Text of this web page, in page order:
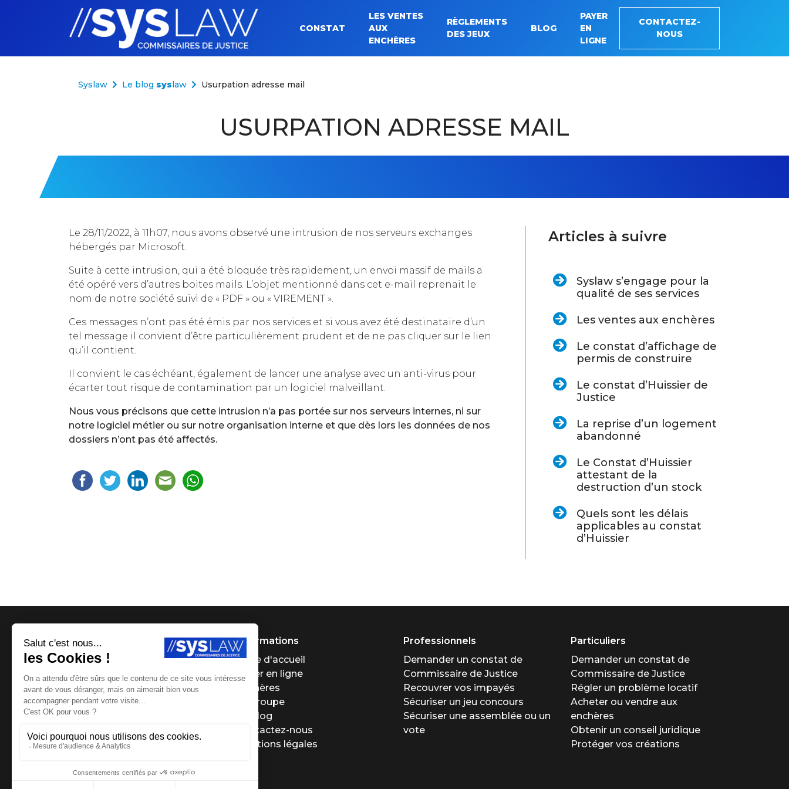
Rechercher :
CONSTAT
LES VENTES
AUX
ENCHÈRES
RÈGLEMENTS
DES JEUX
BLOG
PAYER
EN
LIGNE
CONTACTEZ-
NOUS
Syslaw Le blog syslaw Usurpation adresse mail
USURPATION ADRESSE MAIL
Le 28/11/2022, à 11h07, nous avons observé une intrusion de nos serveurs exchanges
hébergés par Microsoft.
Suite à cette intrusion, qui a été bloquée très rapidement, un envoi massif de mails a
été opéré vers d’autres boites mails. L’objet mentionné dans cet e-mail reprenait le
nom de notre société suivi de « PDF » ou « VIREMENT ».
Ces messages n’ont pas été émis par nos services et si vous avez été destinataire d’un
tel message il convient d’être particulièrement prudent et de ne pas cliquer sur le lien
qu’il contient.
Il convient le cas échéant, également de lancer une analyse avec un anti-virus pour
écarter tout risque de contamination par un logiciel malveillant.
Nous vous précisons que cette intrusion n’a pas portée sur nos serveurs internes, ni sur
notre logiciel métier ou sur notre organisation interne et que dès lors les données de nos
dossiers n’ont pas été affectés.
Articles à suivre
Syslaw s’engage pour la
qualité de ses services
Les ventes aux enchères
Le constat d’affichage de
permis de construire
Le constat d’Huissier de
Justice
La reprise d’un logement
abandonné
Le Constat d’Huissier
attestant de la
destruction d’un stock
Quels sont les délais
applicables au constat
d’Huissier
Informations
Page d'accueil
Payer en ligne
Enchères
Le groupe
Le Blog
Contactez-nous
Mentions légales
Professionnels
Demander un constat de
Commissaire de Justice
Recouvrer vos impayés
Sécuriser un jeu concours
Sécuriser une assemblée ou un
vote
Particuliers
Demander un constat de
Commissaire de Justice
Régler un problème locatif
Acheter ou vendre aux
enchères
Obtenir un conseil juridique
Protéger vos créations